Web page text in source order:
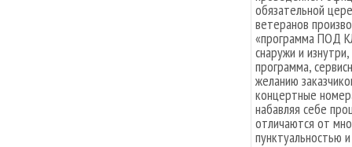
обязательной
ветеранов
«программа ПОД
снаружи и
программа,
желанию
концертные
набавляя себе
отличаются от
пунктуальностью